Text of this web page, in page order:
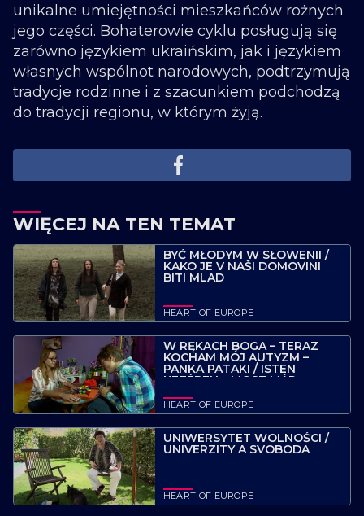
unikalne umiejętności mieszkańców rożnych
jego części. Bohaterowie cyklu posługują się
zarówno językiem ukraińskim, jak i językiem
własnych wspólnot narodowych, podtrzymują
tradycje rodzinne i z szacunkiem podchodzą
do tradycji regionu, w którym żyją.
WIĘCEJ NA TEN TEMAT
BYĆ MŁODYM W SŁOWENII /
KAKO JE V NAŠI DOMOVINI
BITI MLAD
HEART OF EUROPE
W RĘKACH BOGA – TERAZ
KOCHAM MÓJ AUTYZM –
PANKA PATAKI / ISTEN
KEZÉBEN – MOST MÁR
VAGYOK – PATAKI PANKA
HEART OF EUROPE
UNIWERSYTET WOLNOŚCI /
UNIVERZITY A SVOBODA
HEART OF EUROPE